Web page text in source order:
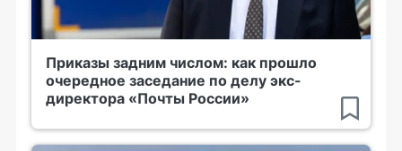
Приказы задним числом: как прошло
очередное заседание по делу экс-
директора «Почты России»